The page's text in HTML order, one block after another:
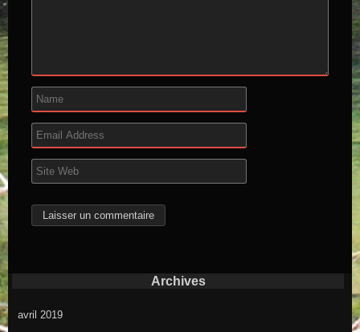
Archives
avril 2019